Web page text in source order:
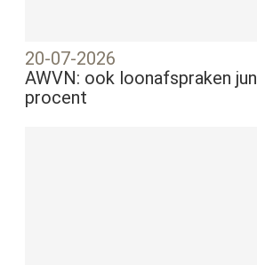
20-07-2026
AWVN: ook loonafspraken
procent